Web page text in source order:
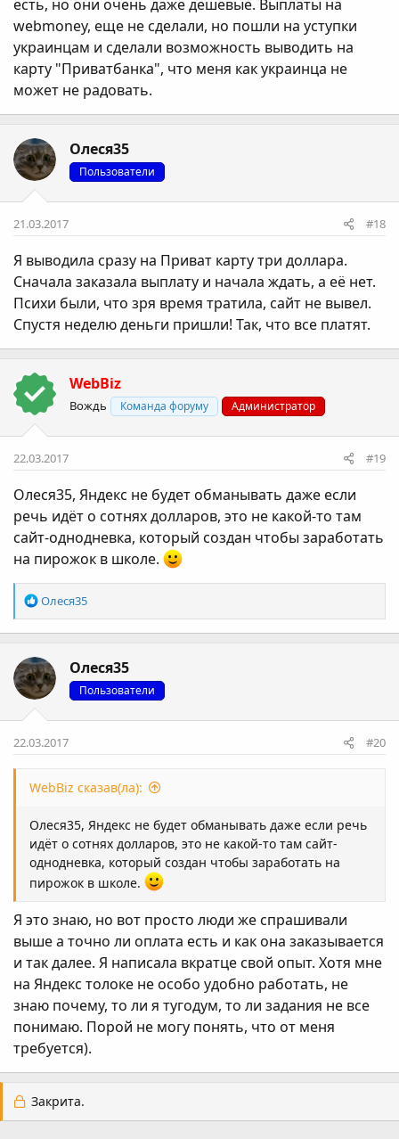
есть, но они очень даже дешевые. Выплаты на
webmoney, еще не сделали, но пошли на уступки
украинцам и сделали возможность выводить на
карту "Приватбанка", что меня как украинца не
может не радовать.
Олеся35
Пользователи
21.03.2017 #18
Я выводила сразу на Приват карту три доллара.
Сначала заказала выплату и начала ждать, а её нет.
Психи были, что зря время тратила, сайт не вывел.
Спустя неделю деньги пришли! Так, что все платят.
WebBiz
Вождь Команда форуму Администратор
22.03.2017 #19
Олеся35, Яндекс не будет обманывать даже если
речь идёт о сотнях долларов, это не какой-то там
сайт-однодневка, который создан чтобы заработать
на пирожок в школе.
Р
е
а
ц
і
ї
Олеся35
Олеся35
Пользователи
22.03.2017 #20
WebBiz сказав(ла):
Олеся35, Яндекс не будет обманывать даже если речь
идёт о сотнях долларов, это не какой-то там сайт-
однодневка, который создан чтобы заработать на
пирожок в школе.
Я это знаю, но вот просто люди же спрашивали
выше а точно ли оплата есть и как она заказывается
и так далее. Я написала вкратце свой опыт. Хотя мне
на Яндекс толоке не особо удобно работать, не
знаю почему, то ли я тугодум, то ли задания не все
понимаю. Порой не могу понять, что от меня
требуется).
Закрита.